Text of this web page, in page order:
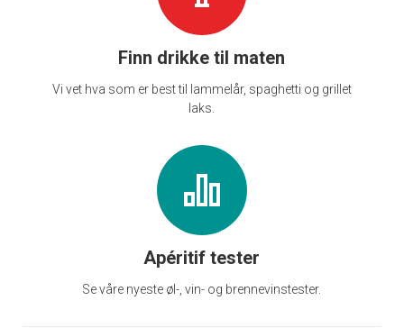
Finn drikke til maten
Vi vet hva som er best til lammelår, spaghetti og grillet
laks.
Apéritif tester
Se våre nyeste øl-, vin- og brennevinstester.